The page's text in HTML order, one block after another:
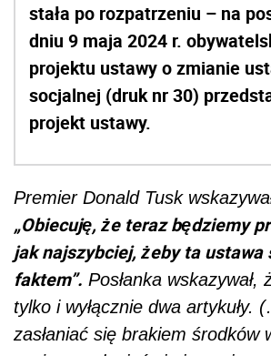
stała po rozpatrzeniu – na
dniu 9 maja 2024 r.
projektu ustawy o zmianie
socjalnej (druk nr 30)
projekt ustawy.
Premier Donald Tusk
„Obiecuję, że teraz będziemy
jak najszybciej, żeby ta ustawa
faktem”. Posłanka wskazywał,
tylko i wyłącznie dwa artykuły.
zasłaniać się brakiem środków